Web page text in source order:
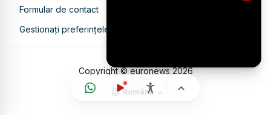
Formular de contact
Gestionați preferințele
Copyright © euronews2026
Română